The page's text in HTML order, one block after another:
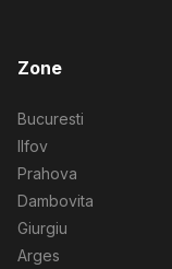
Zone
Bucuresti
Ilfov
Prahova
Dambovita
Giurgiu
Arges